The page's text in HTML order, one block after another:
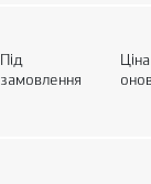
Під
замовлення
Ціна